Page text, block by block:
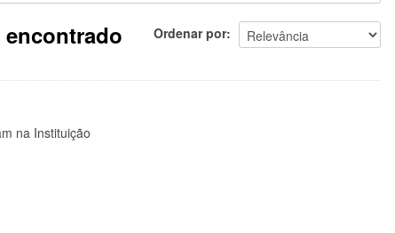
Ordenar por
na Instituição